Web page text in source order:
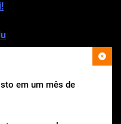
em um mês de